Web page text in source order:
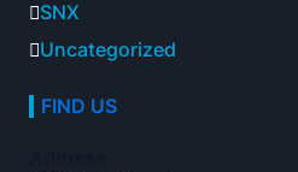
SNX
Uncategorized
FIND US